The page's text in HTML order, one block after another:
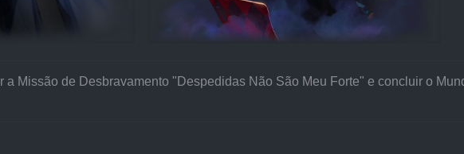
a Missão de Desbravamento "Despedidas Não São Meu Forte" e concluir o